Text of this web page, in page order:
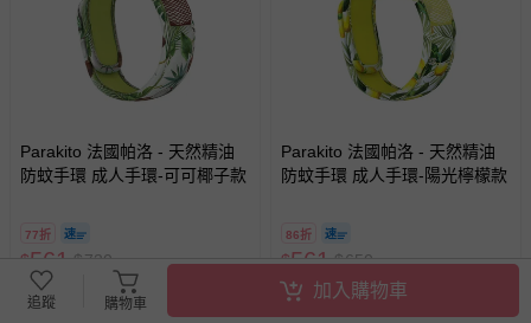
Parakito 法國帕洛 - 天然精油
防蚊手環 成人手環-可可椰子款
77折
$561 $730
已售出 1
Parakito 法國帕洛 - 天然精油
防蚊手環 成人手環-陽光檸檬款
86折
$561 $650
最新上架
追蹤 購物車
加入購物車